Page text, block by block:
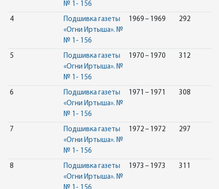
№ 1- 156
4
Подшивка газеты
«Огни Иртыша». №
№ 1- 156
1969 – 1969 292
5
Подшивка газеты
«Огни Иртыша». №
№ 1- 156
1970 – 1970 312
6
Подшивка газеты
«Огни Иртыша». №
№ 1- 156
1971 – 1971 308
7
Подшивка газеты
«Огни Иртыша». №
№ 1- 156
1972 – 1972 297
8
Подшивка газеты
«Огни Иртыша». №
1973 – 1973 311